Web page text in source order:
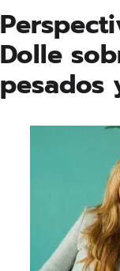
Dolle
pesados